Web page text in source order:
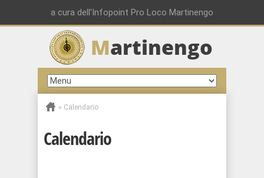
a cura dell'Infopoint Pro Loco Martinengo
Martinengo
» Calendario
Calendario